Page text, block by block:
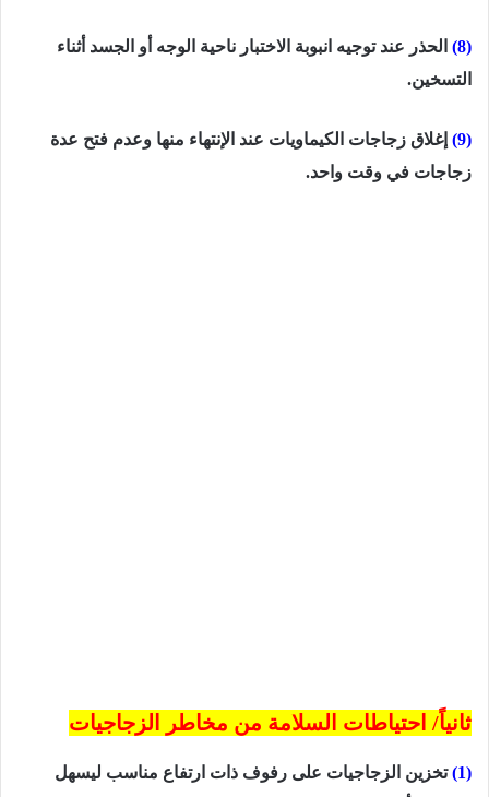
(8)
الحذر عند توجيه انبوبة الاختبار ناحية الوجه أو الجسد أثناء
التسخين.
(9)
إغلاق زجاجات الكيماويات عند الإنتهاء منها وعدم فتح عدة
زجاجات في وقت واحد.
ثانياً/ احتياطات السلامة من مخاطر الزجاجيات
(1)
تخزين الزجاجيات على رفوف ذات ارتفاع مناسب ليسهل